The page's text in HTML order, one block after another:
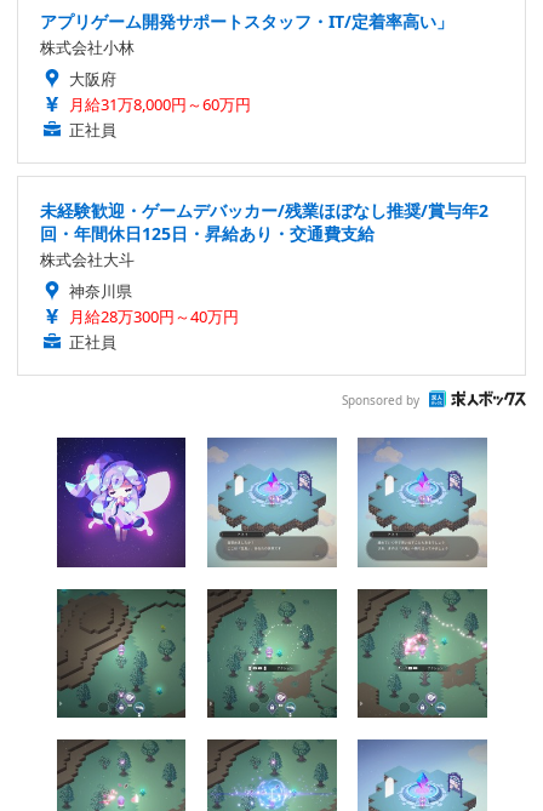
アプリゲーム開発サポートスタッフ・IT/定着率高い」
株式会社小林
大阪府
月給31万8,000円～60万円
正社員
未経験歓迎・ゲームデバッカー/残業ほぼなし推奨/賞与年2
回・年間休日125日・昇給あり・交通費支給
株式会社大斗
神奈川県
月給28万300円～40万円
正社員
Sponsored by